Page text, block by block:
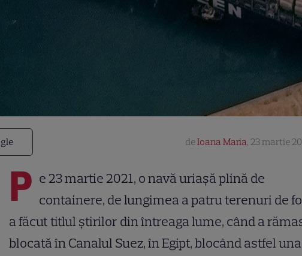
deIoana Maria, 23 martie
P e 23 martie 2021, o navă uriașă plină de
containere, de lungimea a patru terenuri de
a făcut titlul știrilor din întreaga lume, când a
blocată în Canalul Suez, în Egipt, blocând astfel una